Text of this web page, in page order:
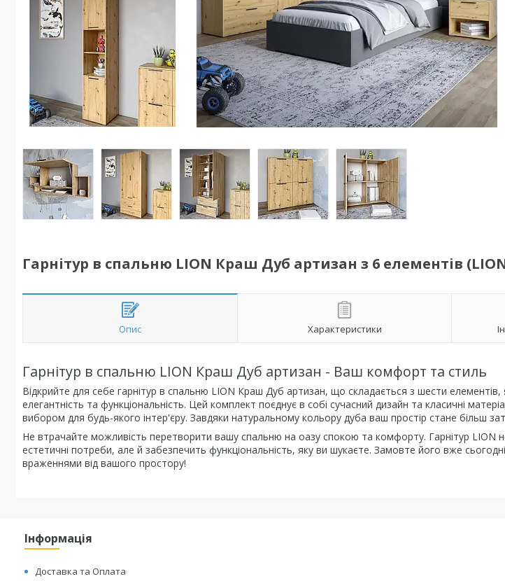
Гарнітур в спальню LION Краш Дуб артизан з 6 елементів
Опис Характеристики
Гарнітур в спальню LION Краш Дуб артизан - Ваш комфорт та стиль
Відкрийте для себе гарнітур в спальню LION Краш Дуб артизан, що складається з шести елементів,
елегантність та функціональність. Цей комплект поєднує в собі сучасний дизайн та класичні
вибором для будь-якого інтер'єру. Завдяки натуральному кольору дуба ваш простір стане більш
Не втрачайте можливість перетворити вашу спальню на оазу спокою та комфорту. Гарнітур LION
естетичні потреби, але й забезпечить функціональність, яку ви шукаєте. Замовте його вже
враженнями від вашого простору!
Інформація
Доставка та Оплата